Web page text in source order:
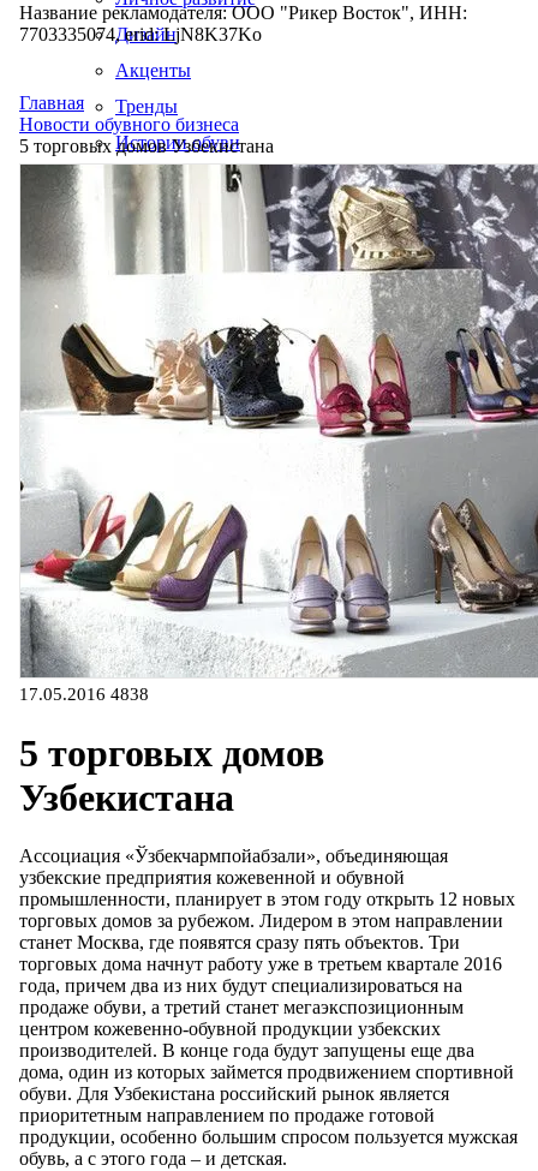
Дизайн
Акценты
Тренды
Истории обуви
Производство
Название рекламодателя: ООО "Рикер Восток", ИНН:
7703335074, erid: LjN8K37Ko
Главная
Новости обувного бизнеса
5 торговых домов Узбекистана
17.05.2016 4838
5 торговых домов
Узбекистана
Ассоциация «Ўзбекчармпойабзали», объединяющая
узбекские предприятия кожевенной и обувной
промышленности, планирует в этом году открыть 12 новых
торговых домов за рубежом. Лидером в этом направлении
станет Москва, где появятся сразу пять объектов. Три
торговых дома начнут работу уже в третьем квартале 2016
года, причем два из них будут специализироваться на
продаже обуви, а третий станет мегаэкспозиционным
центром кожевенно-обувной продукции узбекских
производителей. В конце года будут запущены еще два
дома, один из которых займется продвижением спортивной
обуви. Для Узбекистана российский рынок является
приоритетным направлением по продаже готовой
продукции, особенно большим спросом пользуется мужская
обувь, а с этого года – и детская.